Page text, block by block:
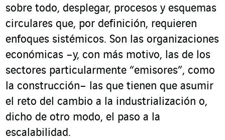
sobre todo, desplegar, procesos y esquemas
circulares que, por definición, requieren
enfoques sistémicos. Son las organizaciones
económicas –y, con más motivo, las de los
sectores particularmente “emisores”, como
la construcción– las que tienen que asumir
el reto del cambio a la industrialización o,
dicho de otro modo, el paso a la
escalabilidad.